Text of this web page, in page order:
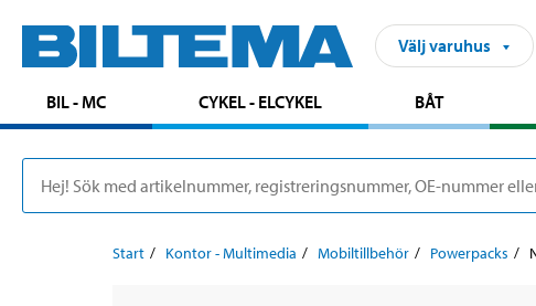
Välj varuhus
BIL - MC CYKEL - ELCYKEL BÅT
Start Kontor - Multimedia Mobiltillbehör Powerpacks